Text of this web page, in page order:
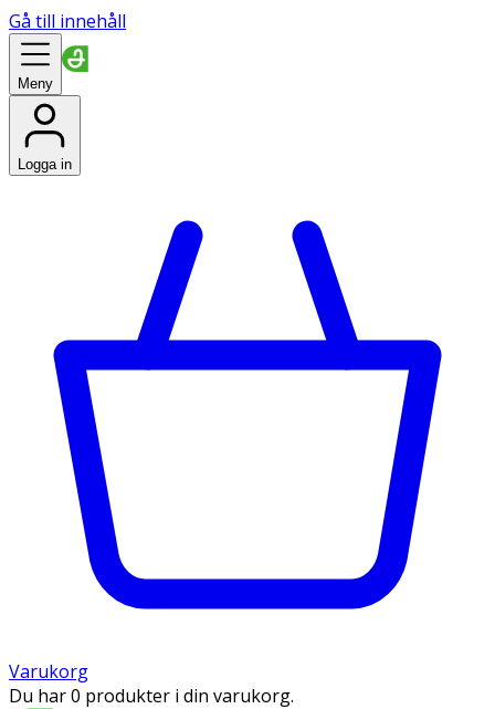
Gå till innehåll
Meny
Logga in
Varukorg
Du har 0 produkter i din varukorg.